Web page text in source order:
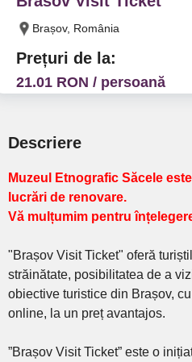
Brașov, România
Prețuri de la:
21.01 RON / persoană
Descriere
Muzeul Etnografic Săcele
lucrări de renovare.
Vă mulțumim pentru
"Brașov Visit Ticket" oferă
străinătate, posibilitatea de a
obiective turistice din Brașov,
online, la un preț avantajos.
”Brașov Visit Ticket” este o